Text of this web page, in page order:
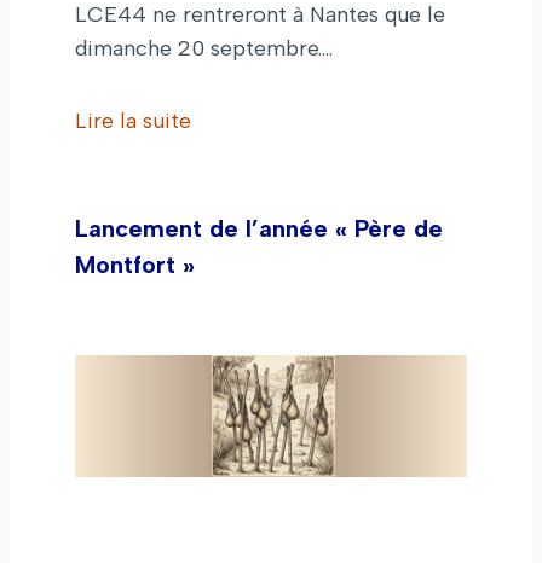
LCE44 ne rentreront à Nantes que le
dimanche 20 septembre.…
Lire la suite
Lancement de l’année « Père de
Montfort »